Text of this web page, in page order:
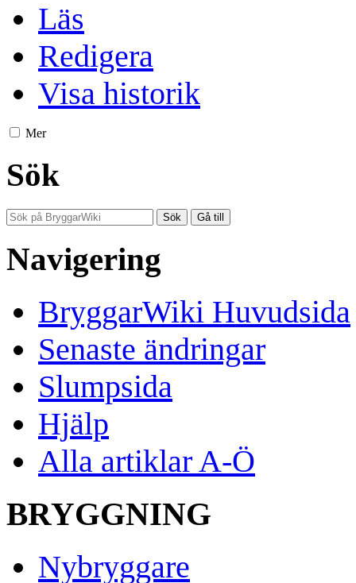
Läs
Redigera
Visa historik
Mer
Sök
Navigering
BryggarWiki Huvudsida
Senaste ändringar
Slumpsida
Hjälp
Alla artiklar A-Ö
BRYGGNING
Nybryggare